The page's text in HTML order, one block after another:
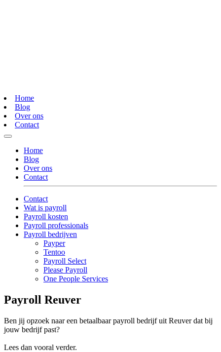
Home
Blog
Over ons
Contact
Home
Blog
Over ons
Contact
Contact
Wat is payroll
Payroll kosten
Payroll professionals
Payroll bedrijven
Payper
Tentoo
Payroll Select
Please Payroll
One People Services
Payroll Reuver
Ben jij opzoek naar een betaalbaar payroll bedrijf uit Reuver dat bij
jouw bedrijf past?
Lees dan vooral verder.